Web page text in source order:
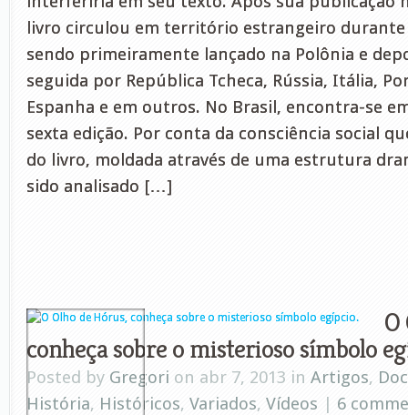
livro circulou em território estrangeiro
sendo primeiramente lançado na Polônia e
seguida por República Tcheca, Rússia, Itália,
Espanha e em outros. No Brasil, encontra-se
sexta edição. Por conta da consciência social
do livro, moldada através de uma estrutura
sido analisado […]
O
conheça sobre o misterioso símbolo
Posted by Gregori on abr 7, 2013 in Artigos,
História, Históricos, Variados, Vídeos | 6